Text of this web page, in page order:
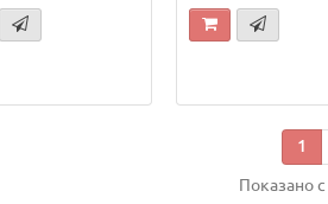
1
Показано